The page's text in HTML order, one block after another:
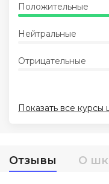
Положительные
Нейтральные
Отрицательные
Показать все курсы
Отзывы О
Soft Skills
Акции и